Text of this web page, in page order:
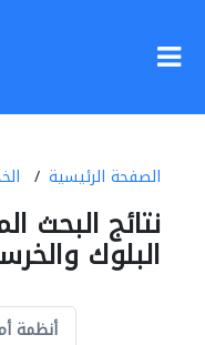
الصفحة الرئيسية
نتائج البحث
البلوك
أنظمة